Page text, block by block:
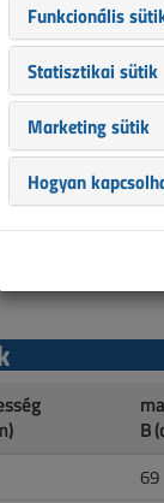
B
69
Funkcionális
Statisztikai sütik
Marketing sütik
Hogyan